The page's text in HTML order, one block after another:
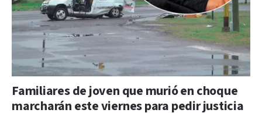
Familiares de joven que murió en choque
marcharán este viernes para pedir justicia